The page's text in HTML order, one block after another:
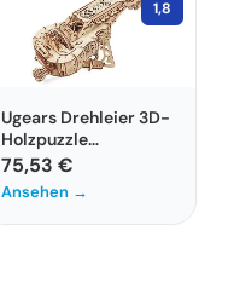
1,8
Ugears Drehleier 3D-
Holzpuzzle
Musikinstrument aus
Holz
75,53 €
Ansehen →